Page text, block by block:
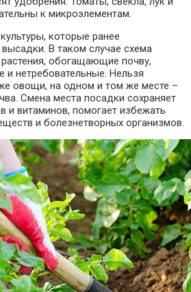
к микроэлементам.
которые ранее
В таком случае схема
обогащающие почву,
и нетребовательные. Нельзя
овощи, на одном и том же месте –
Смена места посадки сохраняет
и витаминов, помогает избежать
и болезнетворных организмов.